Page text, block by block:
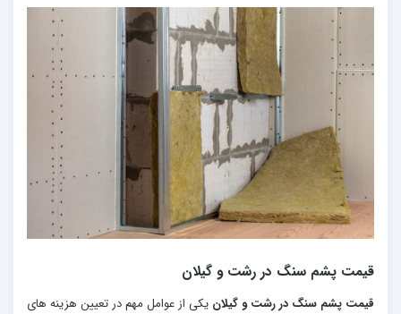
قیمت پشم سنگ در رشت و گیلان
قیمت پشم سنگ در رشت و گیلان یکی از عوامل مهم در تعیین هزینه های